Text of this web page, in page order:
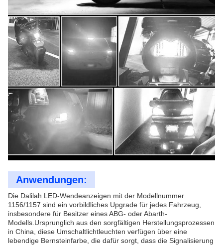
Anwendungen:
Die Dalilah LED-Wendeanzeigen mit der Modellnummer
1156/1157 sind ein vorbildliches Upgrade für jedes Fahrzeug,
insbesondere für Besitzer eines ABG- oder Abarth-
Modells.Ursprunglich aus den sorgfältigen Herstellungsprozessen
in China, diese Umschaltlichtleuchten verfügen über eine
lebendige Bernsteinfarbe, die dafür sorgt, dass die Signalisierung